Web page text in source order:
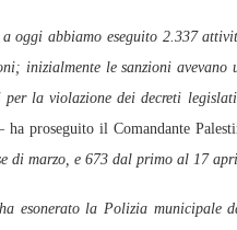
a oggi abbiamo eseguito 2.337
inizialmente le sanzioni
la violazione dei decreti
ha proseguito il Comandante
di marzo, e 673 dal primo al 17
ha esonerato la Polizia